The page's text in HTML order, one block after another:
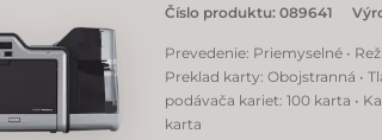
Číslo produktu: 089641
Prevedenie: Priemyselné •
Preklad karty: Obojstranná •
podávača kariet: 100 karta •
karta